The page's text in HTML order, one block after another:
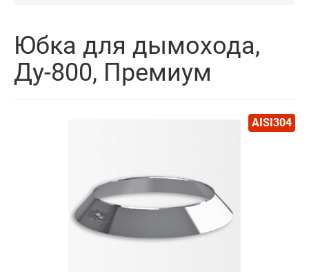
Юбка для дымохода,
Ду-800, Премиум
AISI304